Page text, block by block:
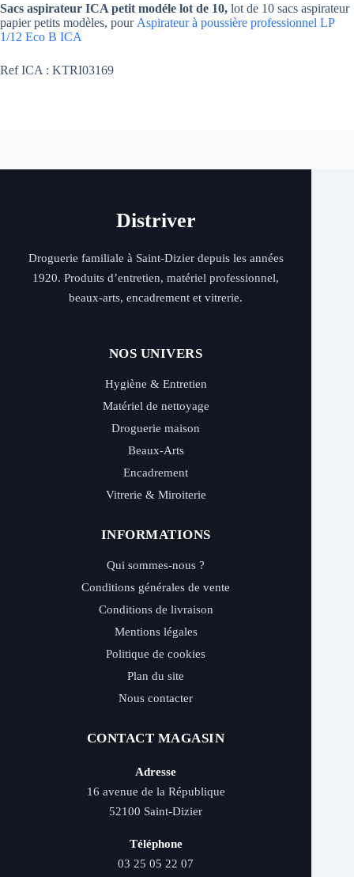
Sacs aspirateur ICA petit modéle lot de 10, lot de 10 sacs aspirateur
papier petits modèles, pour Aspirateur à poussière professionnel LP
1/12 Eco B ICA
Ref ICA : KTRI03169
Distriver
Droguerie familiale à Saint-Dizier depuis les années
1920. Produits d’entretien, matériel professionnel,
beaux-arts, encadrement et vitrerie.
NOS UNIVERS
Hygiène & Entretien
Matériel de nettoyage
Droguerie maison
Beaux-Arts
Encadrement
Vitrerie & Miroiterie
INFORMATIONS
Qui sommes-nous ?
Conditions générales de vente
Conditions de livraison
Mentions légales
Politique de cookies
Plan du site
Nous contacter
CONTACT MAGASIN
Adresse
16 avenue de la République
52100 Saint-Dizier
Téléphone
03 25 05 22 07